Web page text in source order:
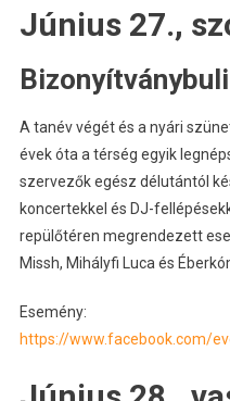
Június 27.,
Bizonyítványbuli
A tanév végét és a nyári
évek óta a térség egyik
szervezők egész délutántól
koncertekkel és DJ-
repülőtéren megrendezett
Missh, Mihályfi Luca és
Esemény:
https://www.facebook.com/